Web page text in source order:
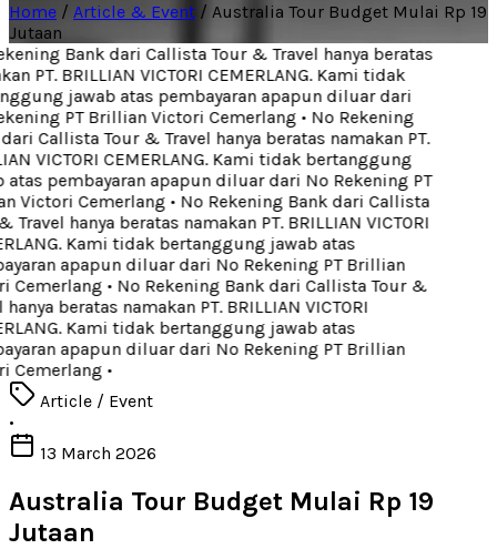
Home / Article & Event / Australia Tour Budget Mulai Rp 19
Jutaan
Bank dari Callista Tour & Travel hanya beratas
PT. BRILLIAN VICTORI CEMERLANG. Kami tidak
jawab atas pembayaran apapun diluar dari
PT Brillian Victori Cemerlang• No Rekening
Callista Tour & Travel hanya beratas namakan PT.
VICTORI CEMERLANG. Kami tidak bertanggung
pembayaran apapun diluar dari No Rekening PT
Victori Cemerlang• No Rekening Bank dari Callista
hanya beratas namakan PT. BRILLIAN VICTORI
Kami tidak bertanggung jawab atas
apapun diluar dari No Rekening PT Brillian
Cemerlang• No Rekening Bank dari Callista Tour &
beratas namakan PT. BRILLIAN VICTORI
Kami tidak bertanggung jawab atas
apapun diluar dari No Rekening PT Brillian
Cemerlang•
Article / Event
•
13 March 2026
Australia Tour Budget Mulai Rp 19
Jutaan